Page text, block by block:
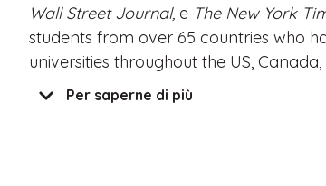
Wall Street Journal, e The New York
students from over 65 countries who
universities throughout the US,
Per saperne di più